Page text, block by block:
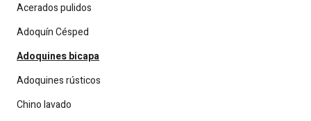
Acerados pulidos
Adoquín Césped
Adoquines bicapa
Adoquines rústicos
Chino lavado